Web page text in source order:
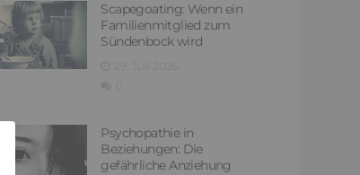
Scapegoating: Wenn ein
Familienmitglied zum
Sündenbock wird
Psychopathie in
Beziehungen: Die
gefährliche Anziehung